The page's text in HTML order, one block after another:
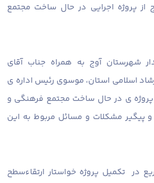
از پروژه اجرایی در حال ساخت مجتمع
شهرستان آوج به همراه جناب آقای
اسلامی استان، موسوی رئیس اداره ی
ی در حال ساخت مجتمع فرهنگی و
پیگیر مشکلات و مسائل مربوط به این
در تکمیل پروژه خواستار ارتقاءسطح